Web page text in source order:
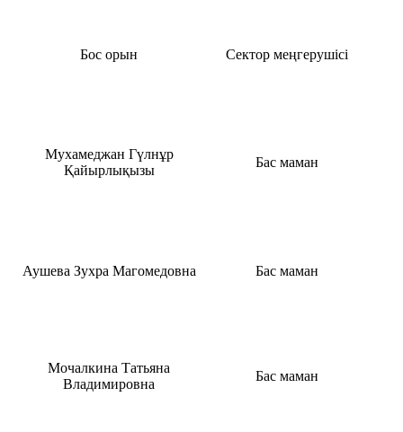
Бос орын Сектор меңгерушісі
Мухамеджан Гүлнұр
Қайырлықызы
Бас маман
Аушева Зухра Магомедовна Бас маман
Мочалкина Татьяна
Владимировна
Бас маман